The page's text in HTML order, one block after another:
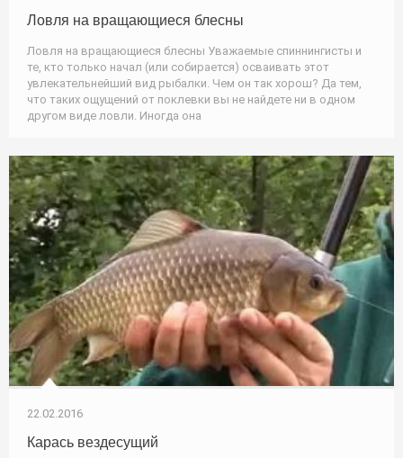
Ловля на вращающиеся блесны
Ловля на вращающиеся блесны Уважаемые спиннингисты и
те, кто только начал (или собирается) осваивать этот
увлекательнейший вид рыбалки. Чем он так хорош? Да тем,
что таких ощущений от поклевки вы не найдете ни в одном
другом виде ловли. Иногда она
22.02.2016
Карась вездесущий